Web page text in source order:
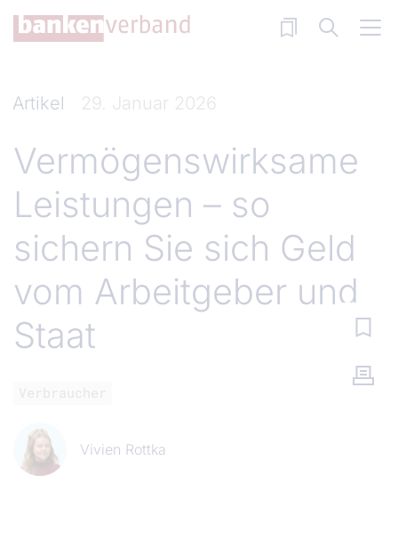
Direkt zum Inhalt
Artikel 29. Januar 2026
Vermögenswirksame
Leistungen – so
sichern Sie sich Geld
vom Arbeitgeber und
Staat
Vivien Rottka